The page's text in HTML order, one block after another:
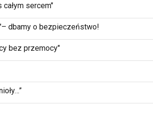
całym sercem"
dbamy o bezpieczeństwo!
bez przemocy"